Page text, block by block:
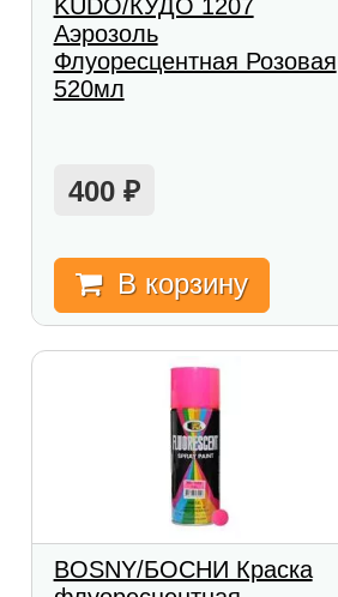
KUDO/КУДО 1207
Аэрозоль
Флуоресцентная Розовая
520мл
400 ₽
В корзину
BOSNY/БОСНИ Краска